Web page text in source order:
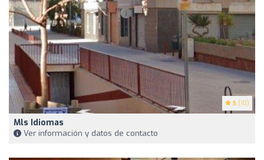
5 (10)
Mls Idiomas
Ver información y datos de contacto